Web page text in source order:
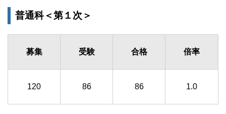
普通科＜第１次＞
募集 受験 合格 倍率
120 86 86 1.0